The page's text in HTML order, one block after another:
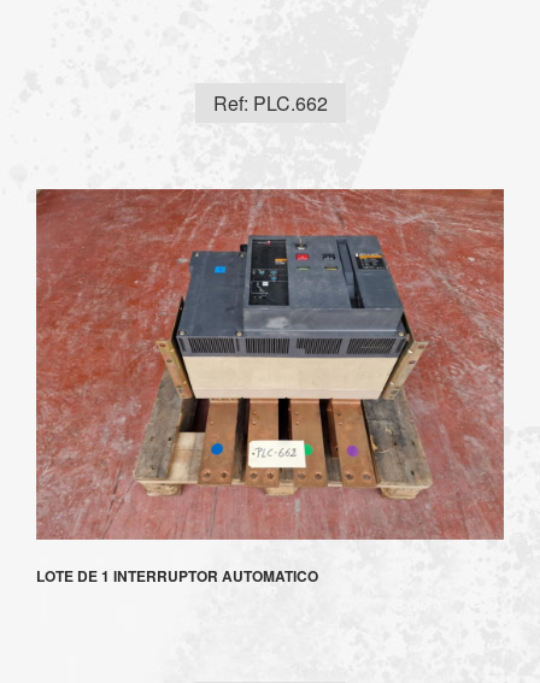
Ref: PLC.662
LOTE DE 1 INTERRUPTOR AUTOMATICO